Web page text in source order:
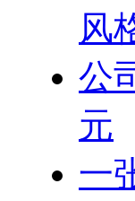
风
公
元
一